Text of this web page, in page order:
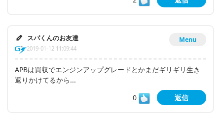
Menu
スパくんのお友達
2019-01-12 11:09:44
APBは買収でエンジンアップグレードとかまだギリギリ生き
返りかけてるから...
0
返信